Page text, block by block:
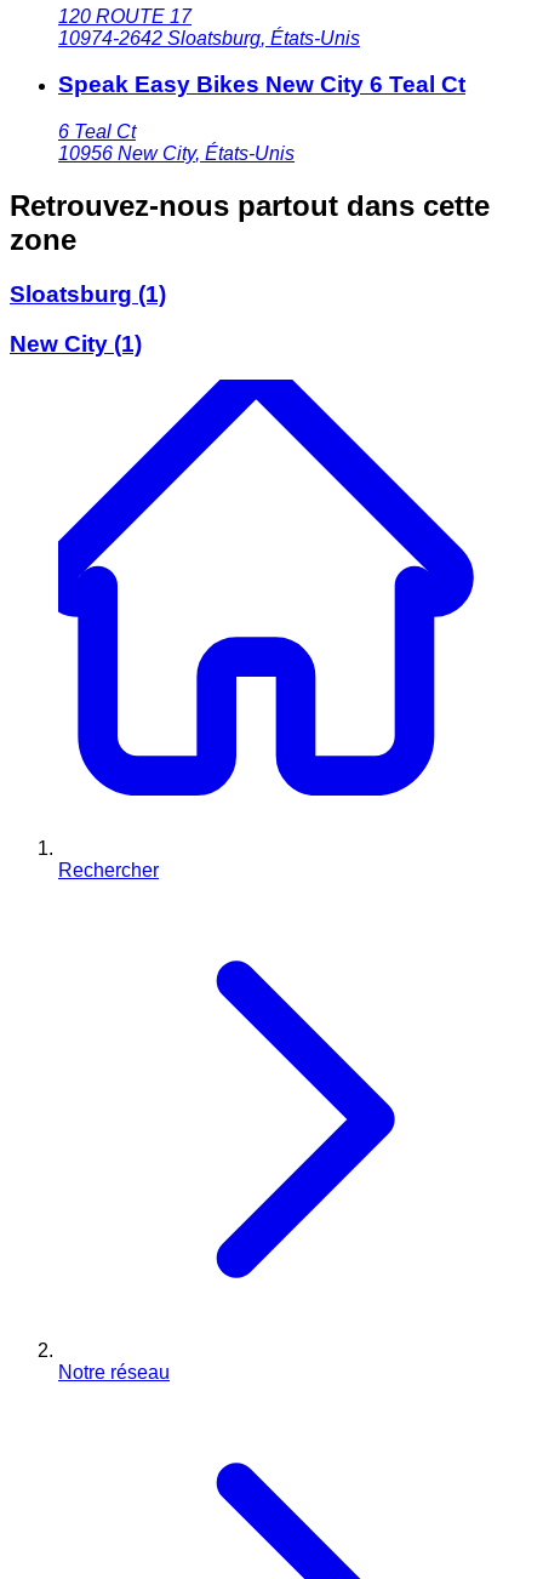
120 ROUTE 17
10974-2642 Sloatsburg, États-Unis
Speak Easy Bikes New City 6 Teal Ct
6 Teal Ct
10956 New City, États-Unis
Retrouvez-nous partout dans cette
zone
Sloatsburg (1)
New City (1)
Rechercher
Notre réseau